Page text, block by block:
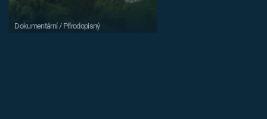
Dokumentární / Přírodopisný